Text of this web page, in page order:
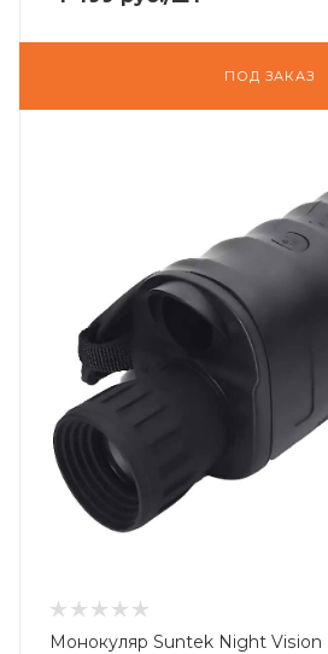
ПОД ЗАКАЗ
Монокуляр Suntek Night Vision